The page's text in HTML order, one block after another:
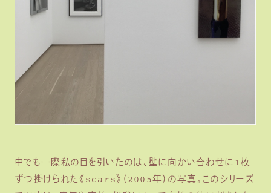
中でも一際私の目を引いたのは、壁に向かい合わせに1枚
ずつ掛けられた《scars》（2005年）の写真。このシリーズ